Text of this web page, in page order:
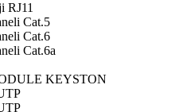
RJ11
Cat.5
Cat.6
Cat.6a
KEYSTON